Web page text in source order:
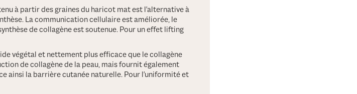
à partir des graines du haricot mat est l'alternative à
La communication cellulaire est améliorée, le
de collagène est soutenue. Pour un effet lifting
végétal et nettement plus efficace que le collagène
de collagène de la peau, mais fournit également
ainsi la barrière cutanée naturelle. Pour l'uniformité et